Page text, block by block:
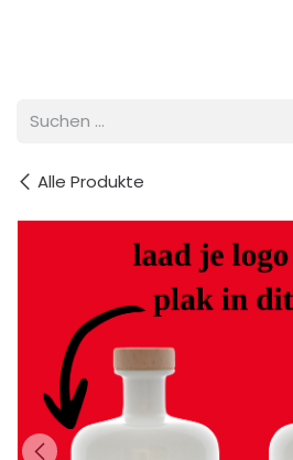
Alle Produkte